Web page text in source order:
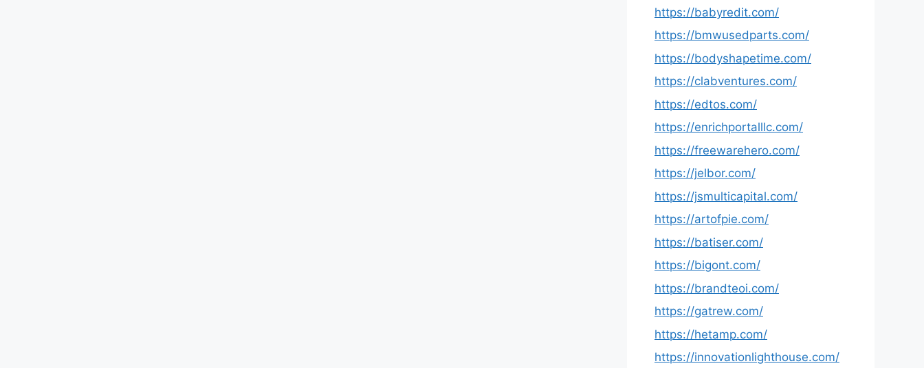
https://babyredit.com/
https://bmwusedparts.com/
https://bodyshapetime.com/
https://clabventures.com/
https://edtos.com/
https://enrichportalllc.com/
https://freewarehero.com/
https://jelbor.com/
https://jsmulticapital.com/
https://artofpie.com/
https://batiser.com/
https://bigont.com/
https://brandteoi.com/
https://gatrew.com/
https://hetamp.com/
https://innovationlighthouse.com/